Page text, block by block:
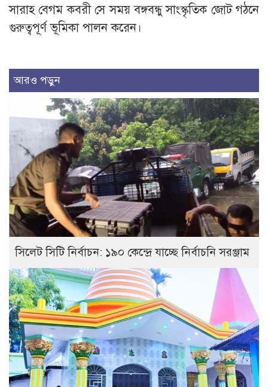
সারাহ বেগম কবরী সে সময় বঙ্গবন্ধু সাংস্কৃতিক জোট গঠনে
গুরুত্বপূর্ণ ভূমিকা পালন করেন।
আরও পড়ুন
সিলেট সিটি নির্বাচন: ১৯০ কেন্দ্রে যাচ্ছে নির্বাচনি সরঞ্জাম